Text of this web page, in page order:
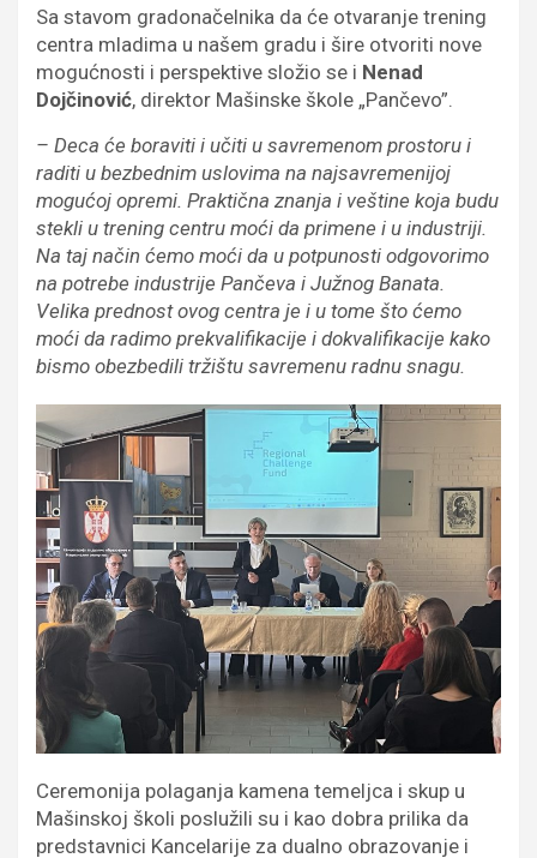
Sa stavom gradonačelnika da će otvaranje trening
centra mladima u našem gradu i šire otvoriti nove
mogućnosti i perspektive složio se i Nenad
Dojčinović, direktor Mašinske škole „Pančevo”.
– Deca će boraviti i učiti u savremenom prostoru i
raditi u bezbednim uslovima na najsavremenijoj
mogućoj opremi. Praktična znanja i veštine koja budu
stekli u trening centru moći da primene i u industriji.
Na taj način ćemo moći da u potpunosti odgovorimo
na potrebe industrije Pančeva i Južnog Banata.
Velika prednost ovog centra je i u tome što ćemo
moći da radimo prekvalifikacije i dokvalifikacije kako
bismo obezbedili tržištu savremenu radnu snagu.
Ceremonija polaganja kamena temeljca i skup u
Mašinskoj školi poslužili su i kao dobra prilika da
predstavnici Kancelarije za dualno obrazovanje i